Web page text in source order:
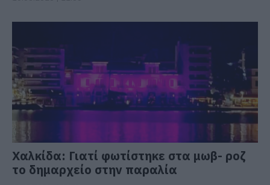
Χαλκίδα: Γιατί φωτίστηκε στα μωβ- ροζ
το δημαρχείο στην παραλία